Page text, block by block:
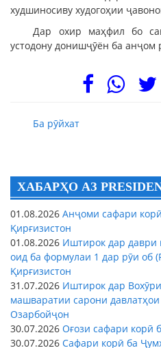
худшиносиву худогоҳии
Дар охир маҳфил бо
устодону донишҷӯён ба анҷом
Ба рӯйхат
ХАБАРҲО АЗ
01.08.2026 Анҷоми сафари
Қирғизистон
01.08.2026 Иштирок дар даври
оид ба формулаи 1 дар рӯи об
Қирғизистон
31.07.2026 Иштирок дар
машваратии сарони
Озарбойҷон
30.07.2026 Оғози сафари корӣ
30.07.2026 Сафари корӣ ба